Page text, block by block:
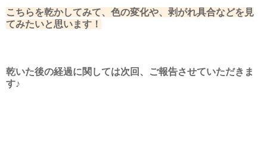
こちらを乾かしてみて、色の変化や、剥がれ具合などを見
てみたいと思います！
乾いた後の経過に関しては次回、ご報告させていただきま
す♪